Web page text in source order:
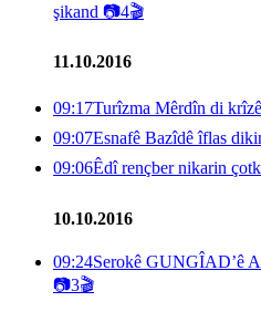
şikand 📷4🎬
11.10.2016
09:17Turîzma Mêrdîn di
09:07Esnafê Bazîdê îflas
09:06Êdî rençber nikarin
10.10.2016
09:24Serokê GUNGÎAD’ê
📷3🎬